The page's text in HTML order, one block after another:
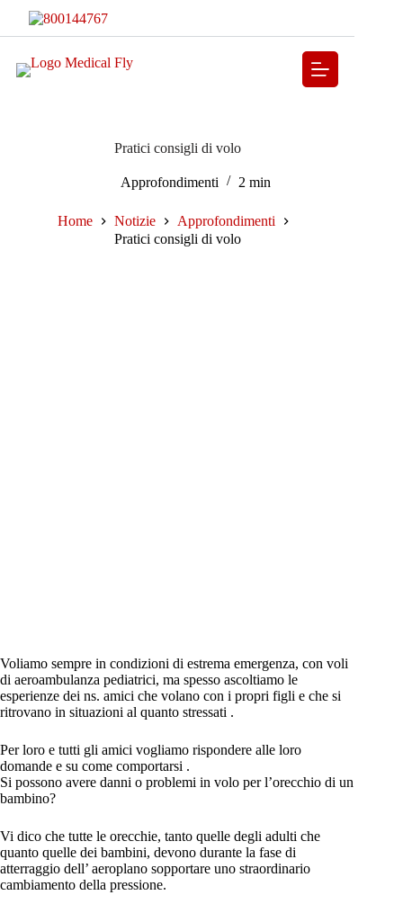
Pratici consigli di volo
Approfondimenti 2 min
Home Notizie
Approfondimenti
Pratici consigli di volo
Voliamo sempre in condizioni di estrema emergenza, con voli
di aeroambulanza pediatrici, ma spesso ascoltiamo le
esperienze dei ns. amici che volano con i propri figli e che si
ritrovano in situazioni al quanto stressati .
Per loro e tutti gli amici vogliamo rispondere alle loro
domande e su come comportarsi .
Si possono avere danni o problemi in volo per l’orecchio di un
bambino?
Vi dico che tutte le orecchie, tanto quelle degli adulti che
quanto quelle dei bambini, devono durante la fase di
atterraggio dell’ aeroplano sopportare uno straordinario
cambiamento della pressione.